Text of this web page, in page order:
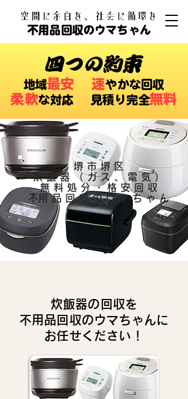
​空間に余白を、社会に循環を
不用品回収のウマちゃん
四つの約束
​地域最安 速やかな回収
柔軟な対応 ​見積り完全無料
堺市堺区
炊飯器（ガス、電気）
無料処分・格安回収
​不用品回収のウマちゃん
炊飯器の回収を
不用品回収のウマちゃんに
お任せください！